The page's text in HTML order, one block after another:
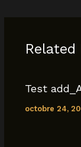
o
k
p
Test
octobre 24,